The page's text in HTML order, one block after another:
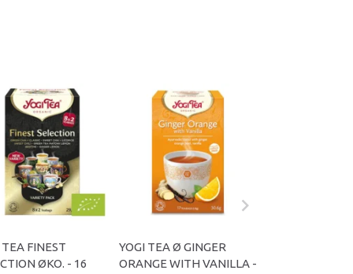
TEA FINEST
ØKO. - 16
YOGI TEA Ø GINGER
ORANGE WITH VANILLA -